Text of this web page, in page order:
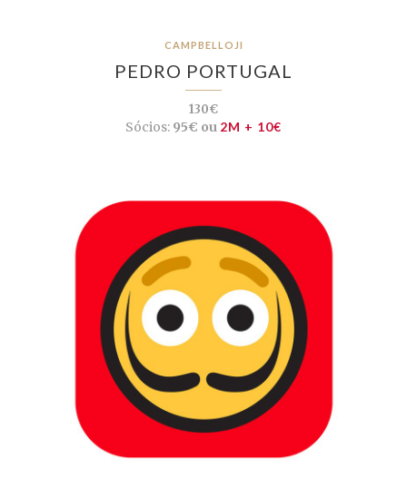
CAMPBELLOJI
PEDRO PORTUGAL
130€
Sócios: 95€ ou 2M + 10€